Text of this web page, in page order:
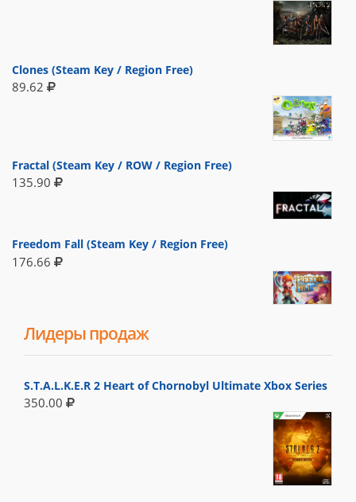
Clones (Steam Key / Region Free)
89.62
Fractal (Steam Key / ROW / Region Free)
135.90
Freedom Fall (Steam Key / Region Free)
176.66
Лидеры продаж
S.T.A.L.K.E.R 2 Heart of Chornobyl Ultimate Xbox Series
350.00